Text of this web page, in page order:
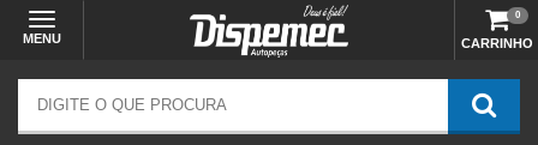
MENU CARRINHO
0